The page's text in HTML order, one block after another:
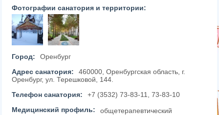
Фотографии санатория и территории:
Город:
Оренбург
Адрес санатория:
460000, Оренбургская область, г.
Оренбург, ул. Терешковой, 144.
Телефон санатория:
+7 (3532) 73-83-11, 73-83-10
Медицинский профиль:
общетерапевтический